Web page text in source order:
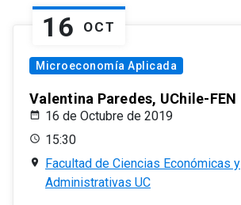
16 OCT
Microeconomía Aplicada
Valentina Paredes, UChile-FEN
16 de Octubre de 2019
15:30
Facultad de Ciencias Económicas y
Administrativas UC